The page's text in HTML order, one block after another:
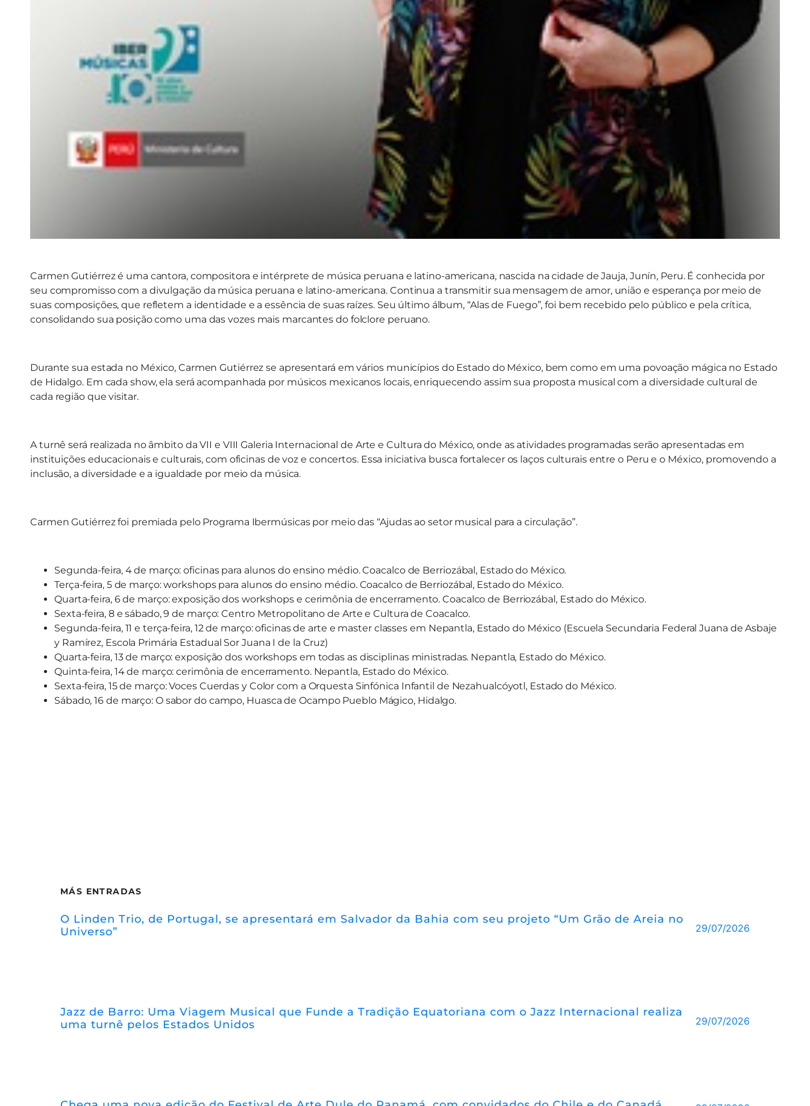
Carmen Gutiérrez é uma cantora, compositora e intérprete de música peruana e latino-americana, nascida na cidade de Jauja, Junín, Peru. É conhecida por
seu compromisso com a divulgação da música peruana e latino-americana. Continua a transmitir sua mensagem de amor, união e esperança por meio de
suas composições, que refletem a identidade e a essência de suas raízes. Seu último álbum, “Alas de Fuego”, foi bem recebido pelo público e pela crítica,
consolidando sua posição como uma das vozes mais marcantes do folclore peruano.
Durante sua estada no México, Carmen Gutiérrez se apresentará em vários municípios do Estado do México, bem como em uma povoação mágica no Estado
de Hidalgo. Em cada show, ela será acompanhada por músicos mexicanos locais, enriquecendo assim sua proposta musical com a diversidade cultural de
cada região que visitar.
A turnê será realizada no âmbito da VII e VIII Galeria Internacional de Arte e Cultura do México, onde as atividades programadas serão apresentadas em
instituições educacionais e culturais, com oficinas de voz e concertos. Essa iniciativa busca fortalecer os laços culturais entre o Peru e o México, promovendo a
inclusão, a diversidade e a igualdade por meio da música.
Carmen Gutiérrez foi premiada pelo Programa Ibermúsicas por meio das “Ajudas ao setor musical para a circulação”.
Segunda-feira, 4 de março: oficinas para alunos do ensino médio. Coacalco de Berriozábal, Estado do México.
Terça-feira, 5 de março: workshops para alunos do ensino médio. Coacalco de Berriozábal, Estado do México.
Quarta-feira, 6 de março: exposição dos workshops e cerimônia de encerramento. Coacalco de Berriozábal, Estado do México.
Sexta-feira, 8 e sábado, 9 de março: Centro Metropolitano de Arte e Cultura de Coacalco.
Segunda-feira, 11 e terça-feira, 12 de março: oficinas de arte e master classes em Nepantla, Estado do México (Escuela Secundaria Federal Juana de Asbaje
y Ramírez, Escola Primária Estadual Sor Juana I de la Cruz)
Quarta-feira, 13 de março: exposição dos workshops em todas as disciplinas ministradas. Nepantla, Estado do México.
Quinta-feira, 14 de março: cerimônia de encerramento. Nepantla, Estado do México.
Sexta-feira, 15 de março: Voces Cuerdas y Color com a Orquesta Sinfónica Infantil de Nezahualcóyotl, Estado do México.
Sábado, 16 de março: O sabor do campo, Huasca de Ocampo Pueblo Mágico, Hidalgo.
MÁS ENTRADAS
O Linden Trio, de Portugal, se apresentará em Salvador da Bahia com seu projeto “Um Grão de Areia no
Universo”
29/07/2026
Jazz de Barro: Uma Viagem Musical que Funde a Tradição Equatoriana com o Jazz Internacional realiza
uma turnê pelos Estados Unidos
29/07/2026